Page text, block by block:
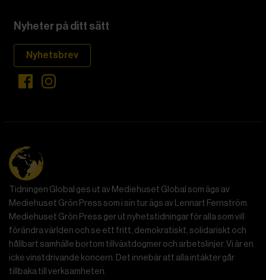
Nyheter på ditt sätt
Nyhetsbrev
Tidningen Global ges ut av Mediehuset Global som ägs av
Mediehuset Grön Press som i sin tur ägs av Lennart Fernström.
Mediehuset Grön Press ger ut nyhetstidningar för alla som vill
förändra världen och se ett fritt, demokratiskt, solidariskt och
hållbart samhälle bortom tillväxtdogmer och arbetslinjer. Vi är en
icke vinstdrivande koncern. Det innebär att alla intäkter går
tillbaka till verksamheten.